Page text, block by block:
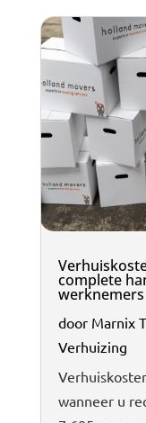
complete
door Marnix
Verhuizing
wanneer u